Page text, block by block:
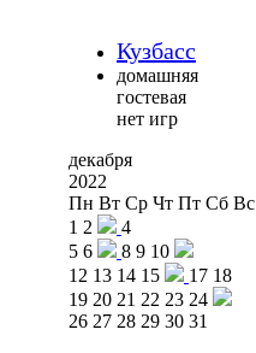
Кузбасс
домашняя
гостевая
нет игр
декабря
2022
Пн Вт Ср Чт Пт Сб Вс
1 2
4
5 6 8 9 10
12 13 14 15 17 18
19 20 21 22 23 24
26 27 28 29 30 31